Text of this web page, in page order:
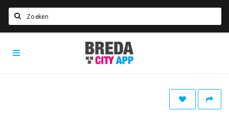
Home
Breda
City
App